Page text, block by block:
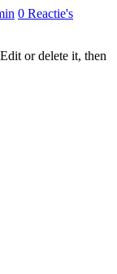
0 Reactie's
or delete it, then